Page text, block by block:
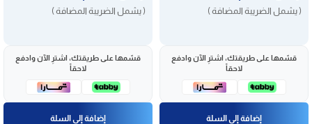
( يشمل الضريبة المضافة )
قسّمها على طريقتك، اشترِ الآن وادفع
لاحقاً
إضافة إلى السلة
( يشمل الضريبة المضافة )
قسّمها على طريقتك، اشترِ الآن وادفع
لاحقاً
إضافة إلى السلة